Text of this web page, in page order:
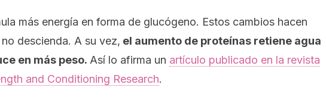
más energía en forma de glucógeno. Estos cambios hacen
descienda. A su vez, el aumento de proteínas retiene agua
en más peso. Así lo afirma un artículo publicado en la revista
and Conditioning Research.